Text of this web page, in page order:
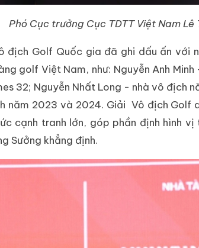
Phó Cục trưởng Cục TDTT Việt Nam Lê
địch Golf Quốc gia đã ghi dấu ấn với
golf Việt Nam, như: Nguyễn Anh
32; Nguyễn Nhất Long - nhà vô địch
năm 2023 và 2024. Giải Vô địch Golf
cạnh tranh lớn, góp phần định hình
Sưởng khẳng định.